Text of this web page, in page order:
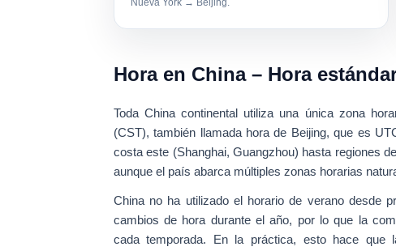
Nueva York → Beijing.
Hora en China – Hora
Toda China continental utiliza una única zona
(CST), también llamada hora de Beijing, que es
costa este (Shanghai, Guangzhou) hasta regiones
aunque el país abarca múltiples zonas horarias
China no ha utilizado el horario de verano desde
cambios de hora durante el año, por lo que la
cada temporada. En la práctica, esto hace que